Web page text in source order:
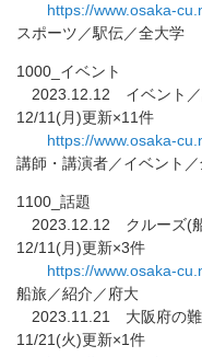
https://www.osaka-
スポーツ／駅伝／全大学
1000_イベント
2023.12.12 イベ
12/11(月)更新×11件
https://www.osaka-
講師・講演者／イベント
1100_話題
2023.12.12 クル
12/11(月)更新×3件
https://www.osaka-
船旅／紹介／府大
2023.11.21 大
11/21(火)更新×1件